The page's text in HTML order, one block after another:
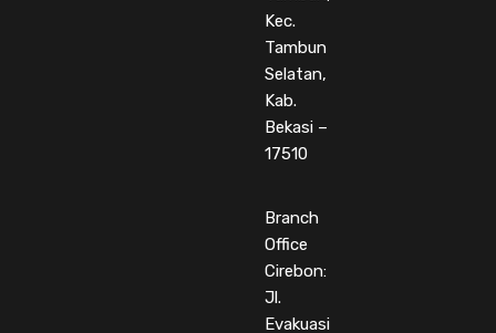
Kec.
Tambun
Selatan,
Kab.
Bekasi –
17510
Branch
Office
Cirebon:
Jl.
Evakuasi